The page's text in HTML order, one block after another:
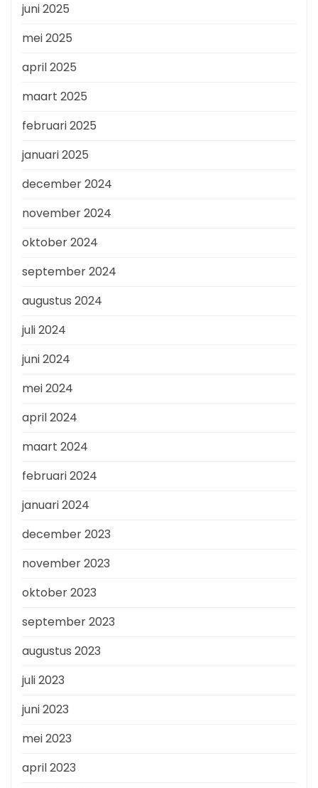
juni 2025
mei 2025
april 2025
maart 2025
februari 2025
januari 2025
december 2024
november 2024
oktober 2024
september 2024
augustus 2024
juli 2024
juni 2024
mei 2024
april 2024
maart 2024
februari 2024
januari 2024
december 2023
november 2023
oktober 2023
september 2023
augustus 2023
juli 2023
juni 2023
mei 2023
april 2023